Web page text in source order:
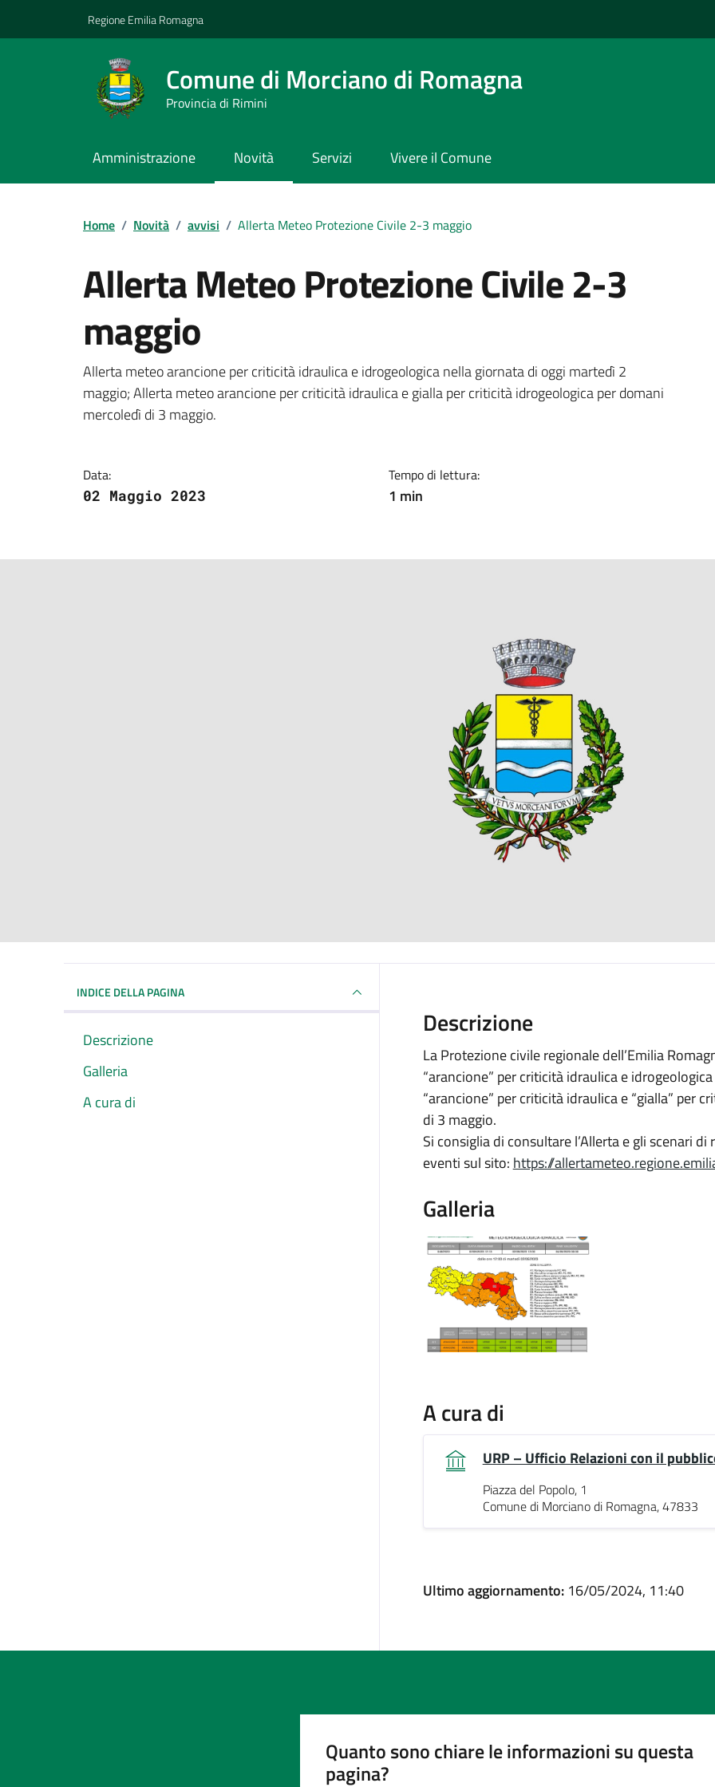
Regione Emilia Romagna
Comune di Morciano di Romagna
Provincia di Rimini
Amministrazione Novità Servizi Vivere il Comune
Home / Novità / avvisi / Allerta Meteo Protezione Civile 2-3 maggio
Allerta Meteo Protezione Civile 2-3
maggio
Dettagli della notizia
Allerta meteo arancione per criticità idraulica e idrogeologica nella giornata di oggi martedì 2
maggio; Allerta meteo arancione per criticità idraulica e gialla per criticità idrogeologica per domani
mercoledì di 3 maggio.
Data:
02 Maggio 2023
Tempo di lettura:
1 min
INDICE DELLA PAGINA
Descrizione
Galleria
A cura di
Descrizione
La Protezione civile regionale dell’Emilia
“arancione” per criticità idraulica e
“arancione” per criticità idraulica e “gialla” per
di 3 maggio.
Si consiglia di consultare l’Allerta e gli scenari
eventi sul sito: https://
Galleria
A cura di
URP – Ufficio Relazioni con il
Piazza del Popolo, 1
Comune di Morciano di Romagna, 47833
Ultimo aggiornamento: 16/05/2024, 11:40
Quanto sono chiare le informazioni su questa
pagina?